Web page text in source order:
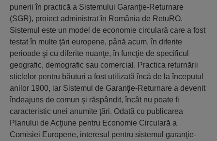
punerii în practică a Sistemului Garanţie-Returnare
(SGR), proiect administrat în România de RetuRO.
Sistemul este un model de economie circulară care a fost
testat în multe ţări europene, până acum, în diferite
perioade şi cu diferite nuanţe, în funcţie de specificul
geografic, demografic sau comercial. Practica returnării
sticlelor pentru băuturi a fost utilizată încă de la începutul
anilor 1900, iar Sistemul de Garanţie-Returnare a devenit
îndeajuns de comun şi răspândit, încât nu poate fi
caracteristic unei anumite ţări. Odată cu publicarea
Planului de Acţiune pentru Economie Circulară a
Comisiei Europene, interesul pentru sistemul garanţie-